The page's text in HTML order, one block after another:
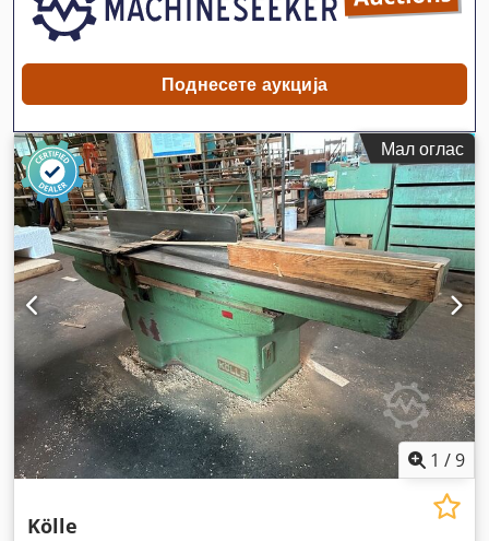
Поднесете аукција
Мал оглас
1 /9
Kölle